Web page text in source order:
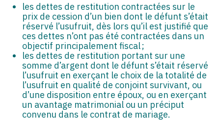
les dettes de restitution contractées sur le
prix de cession d’un bien dont le défunt s’était
réservé l’usufruit, dès lors qu’il est justifié que
ces dettes n’ont pas été contractées dans un
objectif principalement fiscal ;
les dettes de restitution portant sur une
somme d’argent dont le défunt s’était réservé
l’usufruit en exerçant le choix de la totalité de
l’usufruit en qualité de conjoint survivant, ou
d’une disposition entre époux, ou en exerçant
un avantage matrimonial ou un préciput
convenu dans le contrat de mariage.